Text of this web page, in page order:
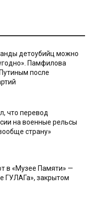
детоубийц можно
Памфилова
после
что перевод
на военные рельсы
страну»
в «Музее Памяти» —
ГУЛАГа», закрытом